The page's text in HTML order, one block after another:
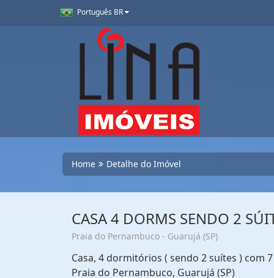
Português BR
Home Detalhe do Imóvel
CASA 4 DORMS SENDO 2
Praia do Pernambuco - Guarujá (SP)
Casa, 4 dormitórios ( sendo 2 suítes ) com
Praia do Pernambuco, Guarujá (SP)